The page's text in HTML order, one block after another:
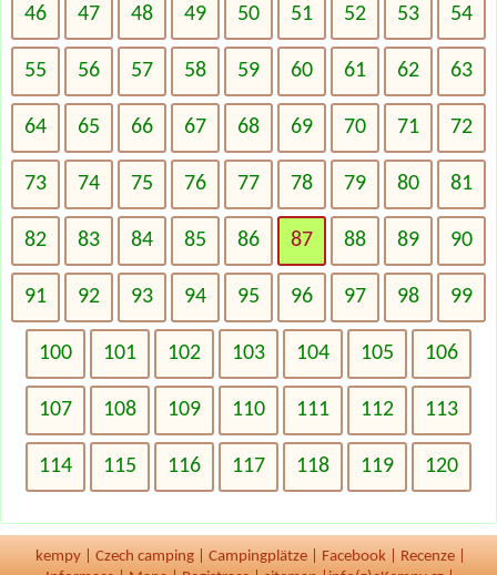
46 47 48 49 50 51 52 53 54
55 56 57 58 59 60 61 62 63
64 65 66 67 68 69 70 71 72
73 74 75 76 77 78 79 80 81
82 83 84 85 86 87 88 89 90
91 92 93 94 95 96 97 98 99
100 101 102 103 104 105 106
107 108 109 110 111 112 113
114 115 116 117 118 119 120
kempy Czech camping Campingplätze Facebook Recenze